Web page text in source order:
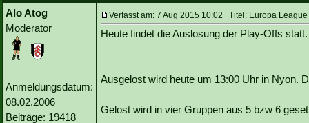
Alo Atog
Moderator
Anmeldungsdatum:
08.02.2006
Beiträge: 19418
Verfasst am: 7 Aug 2015 10:02 Titel: Europa
Heute findet die Auslosung der Play-Offs statt.
Ausgelost wird heute um 13:00 Uhr in Nyon.
Gelost wird in vier Gruppen aus 5 bzw 6